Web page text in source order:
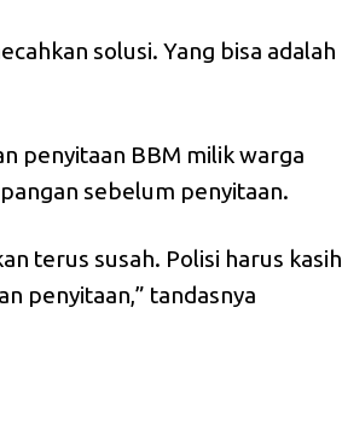
solusi. Yang bisa adalah
penyitaan BBM milik warga
sebelum penyitaan.
terus susah. Polisi harus kasih
penyitaan,” tandasnya